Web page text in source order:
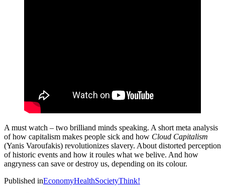
A must watch – two brilliand minds speaking. A short meta analysis
of how capitalism makes people sick and how Cloud Capitalism
(Yanis Varoufakis) revolutionizes slavery. About distorted perception
of historic events and how it roules what we belive. And how
angryness can save or destroy us, depending on its colour.
Published inEconomyHealthSocietyThink!